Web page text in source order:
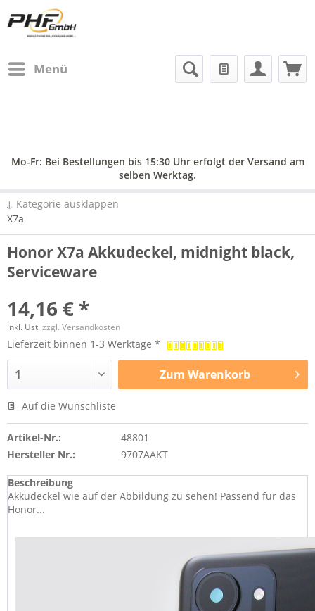
Menü
Mo-Fr: Bei Bestellungen bis 15:30 Uhr erfolgt der Versand am
selben Werktag.
↓ Kategorie ausklappen
X7a
Honor X7a Akkudeckel, midnight black,
Serviceware
14,16 € *
inkl. Ust.zzgl. Versandkosten
Lieferzeit binnen 1-3 Werktage *
Zum Warenkorb
Auf die Wunschliste
Artikel-Nr.:
48801
Hersteller Nr.:
9707AAKT
Beschreibung
Akkudeckel wie auf der Abbildung zu sehen! Passend für das
Honor...